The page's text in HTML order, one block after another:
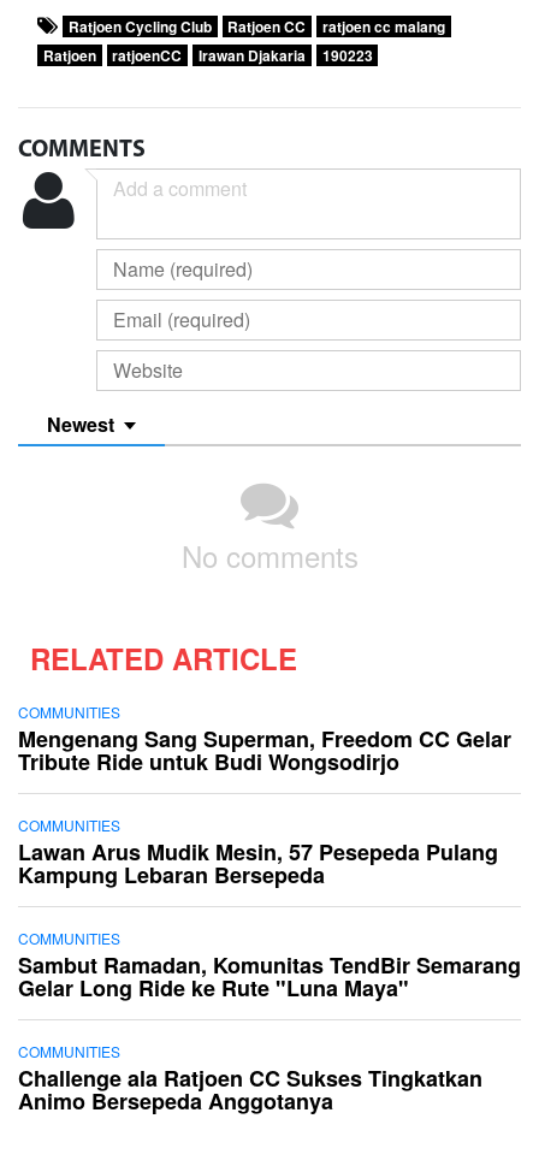
Ratjoen Cycling Club Ratjoen CC
ratjoen cc malang
Ratjoen
ratjoenCC Irawan Djakaria 190223
COMMENTS
Newest
No comments
RELATED ARTICLE
COMMUNITIES
Mengenang Sang Superman, Freedom CC Gelar
Tribute Ride untuk Budi Wongsodirjo
COMMUNITIES
Lawan Arus Mudik Mesin, 57 Pesepeda Pulang
Kampung Lebaran Bersepeda
COMMUNITIES
Sambut Ramadan, Komunitas TendBir Semarang
Gelar Long Ride ke Rute "Luna Maya"
COMMUNITIES
Challenge ala Ratjoen CC Sukses Tingkatkan
Animo Bersepeda Anggotanya